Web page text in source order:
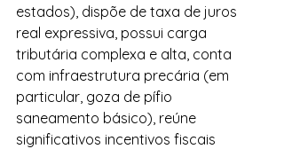
estados), dispõe de taxa de juros
real expressiva, possui carga
tributária complexa e alta, conta
com infraestrutura precária (em
particular, goza de pífio
saneamento básico), reúne
significativos incentivos fiscais